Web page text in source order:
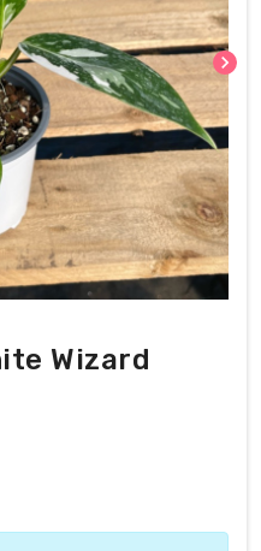
chevron_right
Wizard